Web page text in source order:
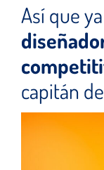
Así que
capitán